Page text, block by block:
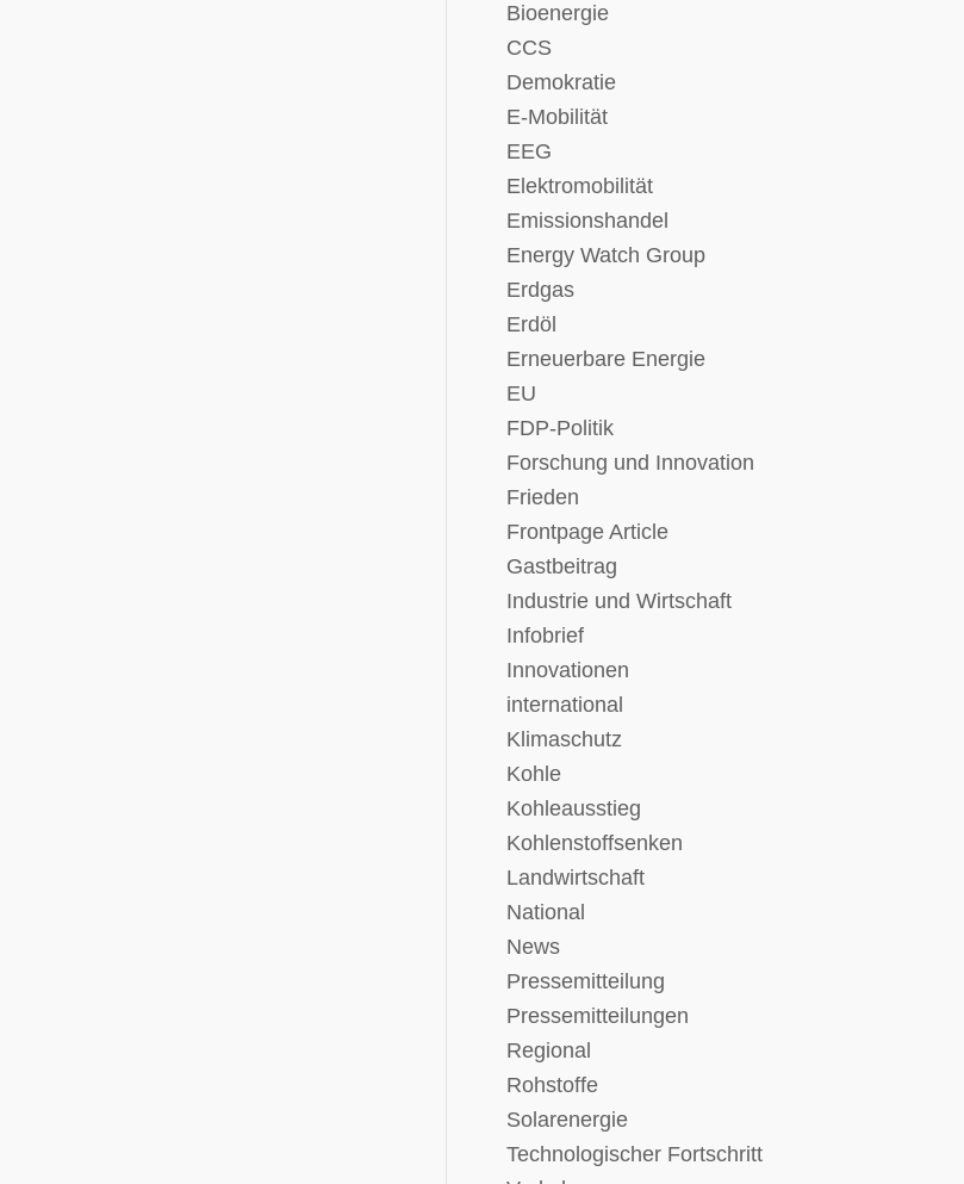
Bioenergie
CCS
Demokratie
E-Mobilität
EEG
Elektromobilität
Emissionshandel
Energy Watch Group
Erdgas
Erdöl
Erneuerbare Energie
EU
FDP-Politik
Forschung und Innovation
Frieden
Frontpage Article
Gastbeitrag
Industrie und Wirtschaft
Infobrief
Innovationen
international
Klimaschutz
Kohle
Kohleausstieg
Kohlenstoffsenken
Landwirtschaft
National
News
Pressemitteilung
Pressemitteilungen
Regional
Rohstoffe
Solarenergie
Technologischer Fortschritt